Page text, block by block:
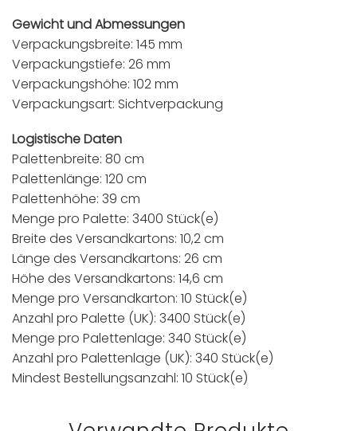
Gewicht und Abmessungen
Verpackungsbreite: 145 mm
Verpackungstiefe: 26 mm
Verpackungshöhe: 102 mm
Verpackungsart: Sichtverpackung
Logistische Daten
Palettenbreite: 80 cm
Palettenlänge: 120 cm
Palettenhöhe: 39 cm
Menge pro Palette: 3400 Stück(e)
Breite des Versandkartons: 10,2 cm
Länge des Versandkartons: 26 cm
Höhe des Versandkartons: 14,6 cm
Menge pro Versandkarton: 10 Stück(e)
Anzahl pro Palette (UK): 3400 Stück(e)
Menge pro Palettenlage: 340 Stück(e)
Anzahl pro Palettenlage (UK): 340 Stück(e)
Mindest Bestellungsanzahl: 10 Stück(e)